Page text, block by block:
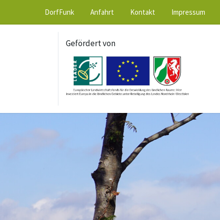
DorfFunk Anfahrt Kontakt Impressum
Gefördert von